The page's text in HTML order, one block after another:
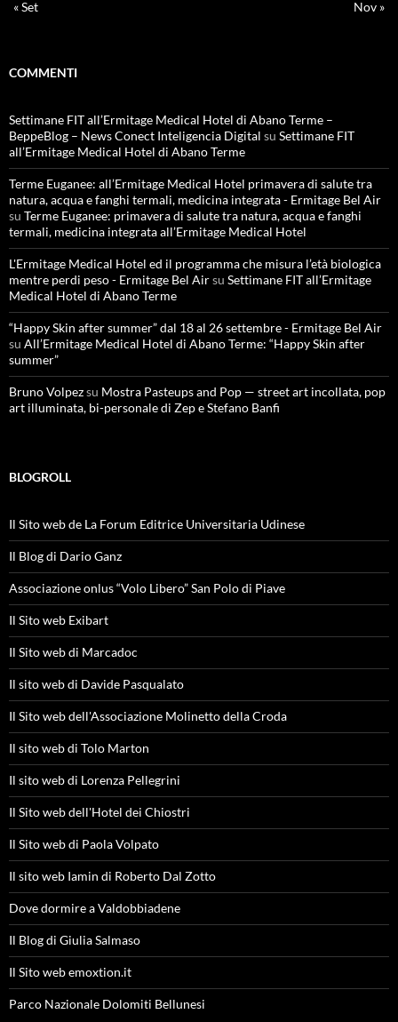
« Set
Nov »
COMMENTI
Settimane FIT all’Ermitage Medical Hotel di Abano Terme –
BeppeBlog – News Conect Inteligencia Digital su Settimane FIT
all’Ermitage Medical Hotel di Abano Terme
Terme Euganee: all’Ermitage Medical Hotel primavera di salute tra
natura, acqua e fanghi termali, medicina integrata - Ermitage Bel Air
su Terme Euganee: primavera di salute tra natura, acqua e fanghi
termali, medicina integrata all’Ermitage Medical Hotel
L'Ermitage Medical Hotel ed il programma che misura l’età biologica
mentre perdi peso - Ermitage Bel Airsu Settimane FIT all’Ermitage
Medical Hotel di Abano Terme
“Happy Skin after summer” dal 18 al 26 settembre - Ermitage Bel Air
su All’Ermitage Medical Hotel di Abano Terme: “Happy Skin after
summer”
Bruno Volpezsu Mostra Pasteups and Pop — street art incollata, pop
art illuminata, bi-personale di Zep e Stefano Banfi
BLOGROLL
Il Sito web de La Forum Editrice Universitaria Udinese
Il Blog di Dario Ganz
Associazione onlus “Volo Libero” San Polo di Piave
Il Sito web Exibart
Il Sito web di Marcadoc
Il sito web di Davide Pasqualato
Il Sito web dell'Associazione Molinetto della Croda
Il sito web di Tolo Marton
Il sito web di Lorenza Pellegrini
Il Sito web dell'Hotel dei Chiostri
Il Sito web di Paola Volpato
Il sito web Iamin di Roberto Dal Zotto
Dove dormire a Valdobbiadene
Il Blog di Giulia Salmaso
Il Sito web emoxtion.it
Parco Nazionale Dolomiti Bellunesi